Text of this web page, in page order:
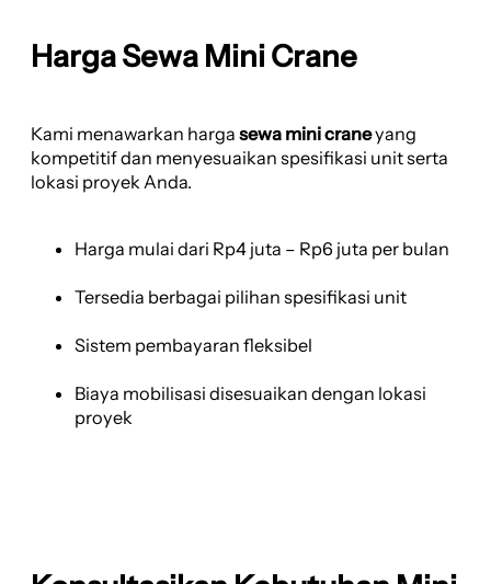
Harga Sewa Mini Crane
Kami menawarkan harga sewa mini craneyang
kompetitif dan menyesuaikan spesifikasi unit serta
lokasi proyek Anda.
Harga mulai dari Rp4 juta – Rp6 juta per bulan
Tersedia berbagai pilihan spesifikasi unit
Sistem pembayaran fleksibel
Biaya mobilisasi disesuaikan dengan lokasi
proyek